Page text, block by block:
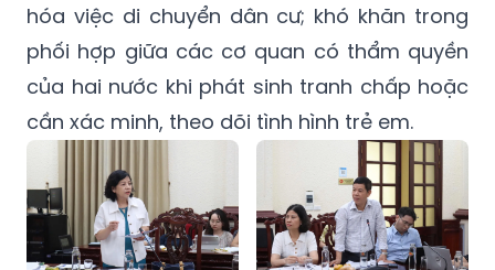
hóa việc di chuyển dân cư; khó khăn trong
phối hợp giữa các cơ quan có thẩm quyền
của hai nước khi phát sinh tranh chấp hoặc
cần xác minh, theo dõi tình hình trẻ em.